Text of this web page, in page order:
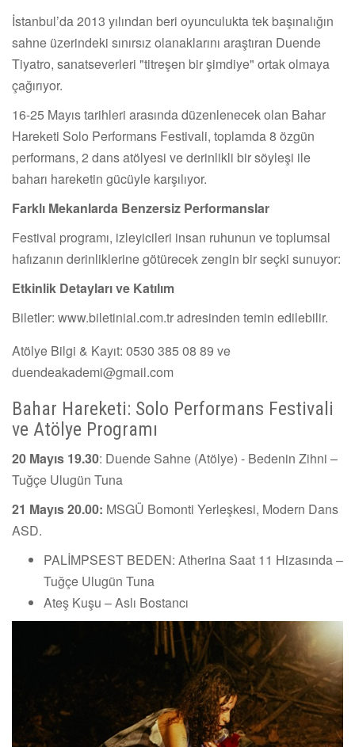
İstanbul’da 2013 yılından beri oyunculukta tek başınalığın
sahne üzerindeki sınırsız olanaklarını araştıran Duende
Tiyatro, sanatseverleri "titreşen bir şimdiye" ortak olmaya
çağırıyor.
16-25 Mayıs tarihleri arasında düzenlenecek olan Bahar
Hareketi Solo Performans Festivali, toplamda 8 özgün
performans, 2 dans atölyesi ve derinlikli bir söyleşi ile
baharı hareketin gücüyle karşılıyor.
Farklı Mekanlarda Benzersiz Performanslar
Festival programı, izleyicileri insan ruhunun ve toplumsal
hafızanın derinliklerine götürecek zengin bir seçki sunuyor:
Etkinlik Detayları ve Katılım
Biletler: www.biletinial.com.tr adresinden temin edilebilir.
Atölye Bilgi & Kayıt: 0530 385 08 89 ve
duendeakademi@gmail.com
Bahar Hareketi: Solo Performans Festivali
ve Atölye Programı
20 Mayıs 19.30: Duende Sahne (Atölye) - Bedenin Zihni –
Tuğçe Ulugün Tuna
21 Mayıs 20.00: MSGÜ Bomonti Yerleşkesi, Modern Dans
ASD.
PALİMPSEST BEDEN: Atherina Saat 11 Hizasında –
Tuğçe Ulugün Tuna
Ateş Kuşu – Aslı Bostancı